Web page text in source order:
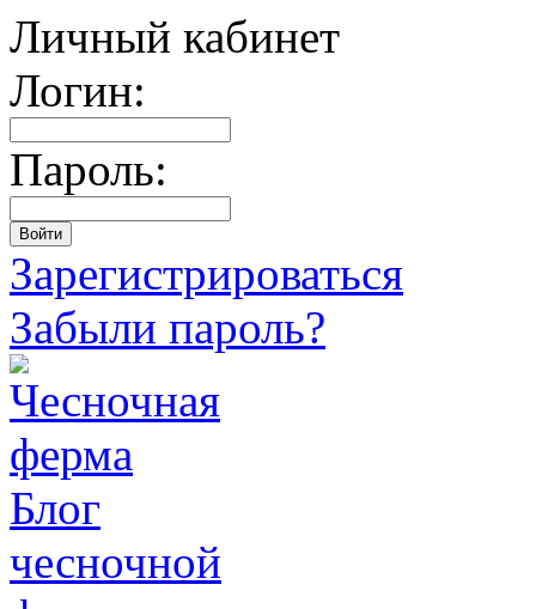
Личный кабинет
Логин:
Пароль:
Зарегистрироваться
Забыли пароль?
Блог
чесночной